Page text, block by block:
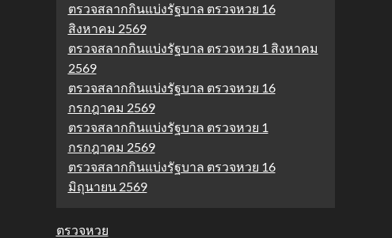
ตรวจสลากกินแบ่งรัฐบาล ตรวจหวย 16
สิงหาคม 2569
ตรวจสลากกินแบ่งรัฐบาล ตรวจหวย 1 สิงหาคม
2569
ตรวจสลากกินแบ่งรัฐบาล ตรวจหวย 16
กรกฎาคม 2569
ตรวจสลากกินแบ่งรัฐบาล ตรวจหวย 1
กรกฎาคม 2569
ตรวจสลากกินแบ่งรัฐบาล ตรวจหวย 16
มิถุนายน 2569
ตรวจหวย